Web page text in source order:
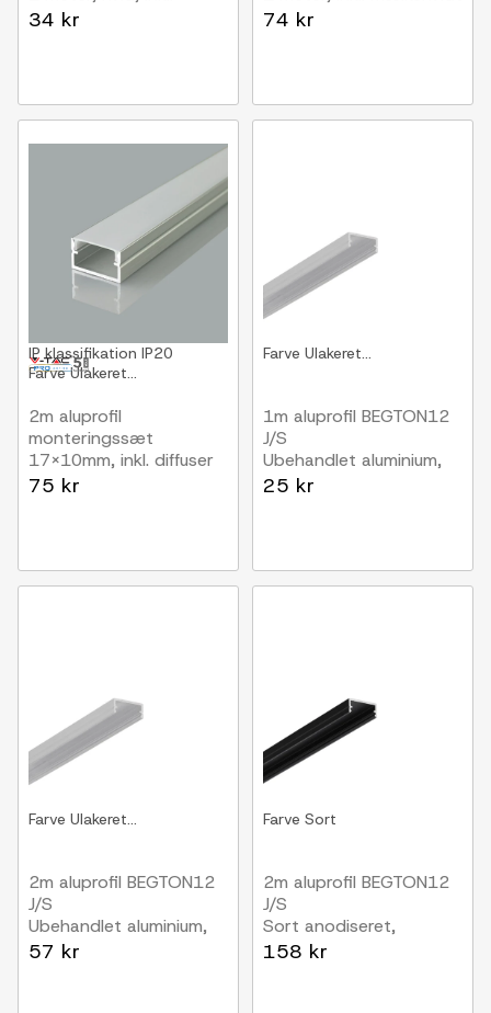
mælkehvidt cover
34 kr
cover, klips og
74 kr
IP klassifikation IP20
FarveUlakeret...
2m aluprofil
monteringssæt
17x10mm, inkl. diffuser
og endestykker, sølv
75 kr
Farve Ulakeret...
1m aluprofil BEGTON12
J/S
Ubehandlet aluminium,
påbygning, LED skinne
25 kr
Farve Ulakeret...
2m aluprofil BEGTON12
J/S
Ubehandlet aluminium,
påbygning, LED skinne
57 kr
Farve Sort
2m aluprofil BEGTON12
J/S
Sort anodiseret,
påbygning, LED skinne
158 kr